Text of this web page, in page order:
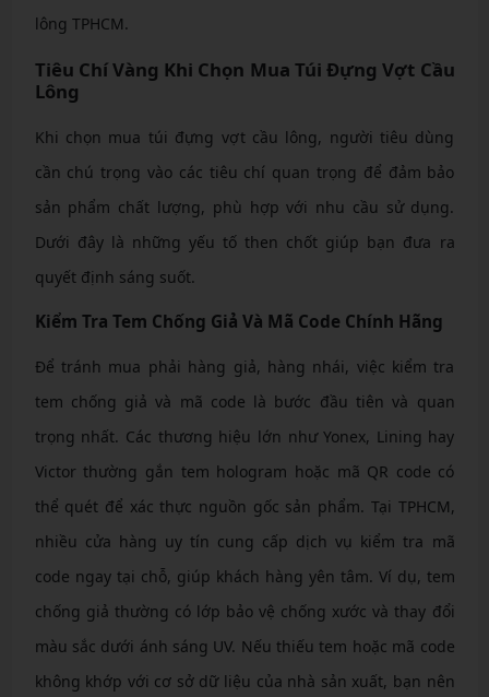
lông TPHCM.
Tiêu Chí Vàng Khi Chọn Mua Túi Đựng Vợt Cầu
Lông
Khi chọn mua túi đựng vợt cầu lông, người tiêu dùng
cần chú trọng vào các tiêu chí quan trọng để đảm bảo
sản phẩm chất lượng, phù hợp với nhu cầu sử dụng.
Dưới đây là những yếu tố then chốt giúp bạn đưa ra
quyết định sáng suốt.
Kiểm Tra Tem Chống Giả Và Mã Code Chính Hãng
Để tránh mua phải hàng giả, hàng nhái, việc kiểm tra
tem chống giả và mã code là bước đầu tiên và quan
trọng nhất. Các thương hiệu lớn như Yonex, Lining hay
Victor thường gắn tem hologram hoặc mã QR code có
thể quét để xác thực nguồn gốc sản phẩm. Tại TPHCM,
nhiều cửa hàng uy tín cung cấp dịch vụ kiểm tra mã
code ngay tại chỗ, giúp khách hàng yên tâm. Ví dụ, tem
chống giả thường có lớp bảo vệ chống xước và thay đổi
màu sắc dưới ánh sáng UV. Nếu thiếu tem hoặc mã code
không khớp với cơ sở dữ liệu của nhà sản xuất, bạn nên